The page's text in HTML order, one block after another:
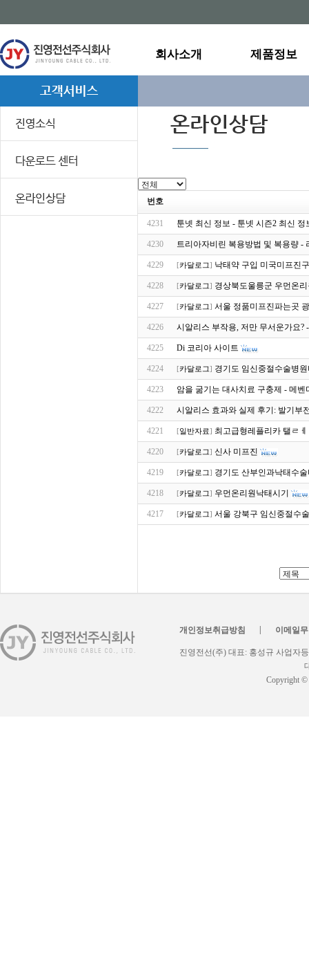
회사소개 제품정보
번호
4231 툰넷 최신 정보 - 툰넷 시즌2 최신
4230 트리아자비린 복용방법 및 복용량 -
4229 [카달로그] 낙태약 구입 미국미프진
4228 [카달로그] 경상북도울릉군 우먼온
4227 [카달로그] 서울 정품미프진파는곳
4226 시알리스 부작용, 저만 무서운가요
4225 Di 코리아 사이트
4224 [카달로그] 경기도 임신중절수술병
4223 암을 굶기는 대사치료 구충제 - 메
4222 시알리스 효과와 실제 후기: 발기부
4221 [일반자료] 최고급형레플리카 탤ㄹ
4220 [카달로그] 신사 미프진
4219 [카달로그] 경기도 산부인과낙태수
4218 [카달로그] 우먼온리원낙태시기
4217 [카달로그] 서울 강북구 임신중절수
진영전선(주) 대표: 홍성규 사업자
Copyright ©
개인정보취급방침 이메일